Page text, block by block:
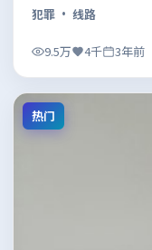
犯罪 · 线路
9.5万 4千 3年前
热门